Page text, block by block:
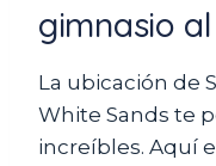
gimnasio
La ubicación de
White Sands te
increíbles. Aquí